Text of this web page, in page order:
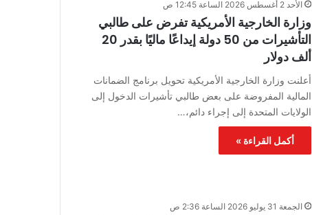
الأحد 2 أغسطس 2026 الساعة 12:45 ص
وزارة الخارجية الأمريكية تفرض على طالبي
التأشيرات من 50 دولة إيداعًا ماليًا بقدر 20
ألف دولار
أعلنت وزارة الخارجية الأمريكية تحويل برنامج الضمانات
المالية المفروضة على بعض طالبي تأشيرات الدخول إلى
الولايات المتحدة إلى إجراء دائم،…
أكمل القراءة »
الجمعة 31 يوليو 2026 الساعة 2:36 ص